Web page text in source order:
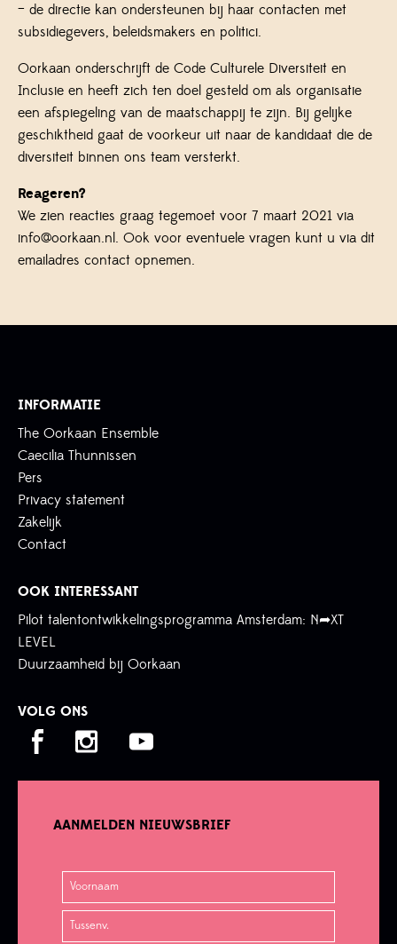
– de directie kan ondersteunen bij haar contacten met
subsidiegevers, beleidsmakers en politici.
Oorkaan onderschrijft de Code Culturele Diversiteit en
Inclusie en heeft zich ten doel gesteld om als organisatie
een afspiegeling van de maatschappij te zijn. Bij gelijke
geschiktheid gaat de voorkeur uit naar de kandidaat die de
diversiteit binnen ons team versterkt.
Reageren?
We zien reacties graag tegemoet voor 7 maart 2021 via
info@oorkaan.nl. Ook voor eventuele vragen kunt u via dit
emailadres contact opnemen.
INFORMATIE
The Oorkaan Ensemble
Caecilia Thunnissen
Pers
Privacy statement
Zakelijk
Contact
OOK INTERESSANT
Pilot talentontwikkelingsprogramma Amsterdam: N➦XT
LEVEL
Duurzaamheid bij Oorkaan
VOLG ONS
AANMELDEN NIEUWSBRIEF